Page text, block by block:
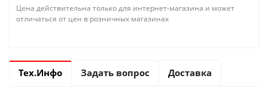
Цена действительна только для интернет-магазина и может
отличаться от цен в розничных магазинах
Тех.Инфо Задать вопрос Доставка